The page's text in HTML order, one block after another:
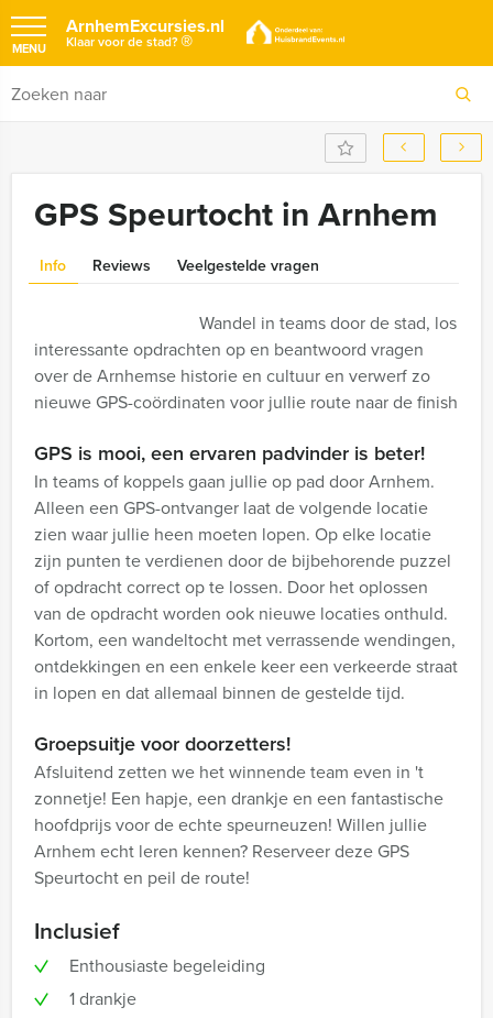
ArnhemExcursies.nl
Klaar voor de stad?®
MENU
GPS Speurtocht in Arnhem
Info Reviews Veelgestelde vragen
Wandel in teams door de stad, los
interessante opdrachten op en beantwoord vragen
over de Arnhemse historie en cultuur en verwerf zo
nieuwe GPS-coördinaten voor jullie route naar de finish
GPS is mooi, een ervaren padvinder is beter!
In teams of koppels gaan jullie op pad door Arnhem.
Alleen een GPS-ontvanger laat de volgende locatie
zien waar jullie heen moeten lopen. Op elke locatie
zijn punten te verdienen door de bijbehorende puzzel
of opdracht correct op te lossen. Door het oplossen
van de opdracht worden ook nieuwe locaties onthuld.
Kortom, een wandeltocht met verrassende wendingen,
ontdekkingen en een enkele keer een verkeerde straat
in lopen en dat allemaal binnen de gestelde tijd.
Groepsuitje voor doorzetters!
Afsluitend zetten we het winnende team even in 't
zonnetje! Een hapje, een drankje en een fantastische
hoofdprijs voor de echte speurneuzen! Willen jullie
Arnhem echt leren kennen? Reserveer deze GPS
Speurtocht en peil de route!
Inclusief
Enthousiaste begeleiding
1 drankje